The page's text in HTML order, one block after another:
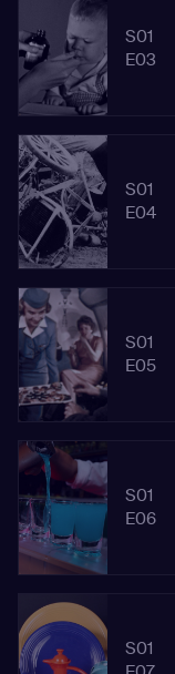
S01
E03
S01
E04
S01
E05
S01
E06
S01